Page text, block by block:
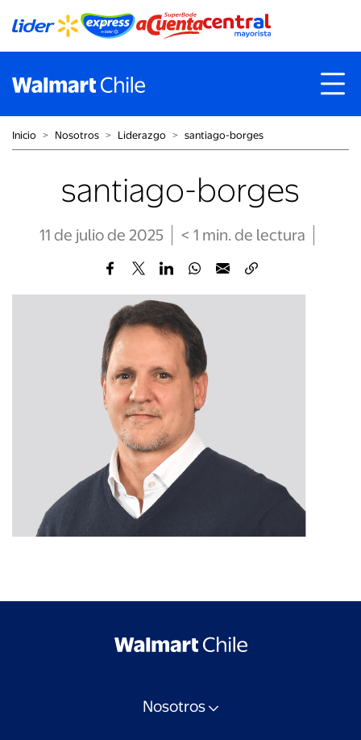
Inicio ˃ Nosotros ˃ Liderazgo ˃ santiago-borges
santiago-borges
11 de julio de 2025 < 1 min. de lectura
Nosotros